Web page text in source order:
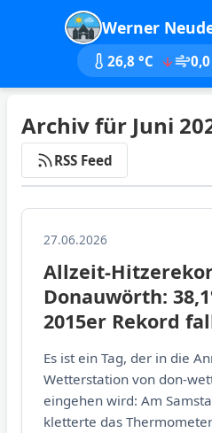
Werner
26,8 °C
Archiv für Juni
RSS Feed
27.06.2026
Allzeit-
Donauwörth:
2015er Rekord
Es ist ein Tag, der in die
Wetterstation von don-
eingehen wird: Am
kletterte das